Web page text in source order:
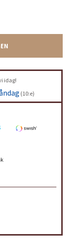
idag!
(10:e)